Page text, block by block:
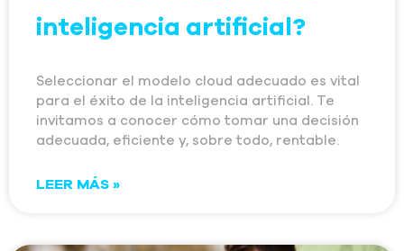
inteligencia artificial?
Seleccionar el modelo cloud adecuado es vital
para el éxito de la inteligencia artificial. Te
invitamos a conocer cómo tomar una decisión
adecuada, eficiente y, sobre todo, rentable.
LEER MÁS »